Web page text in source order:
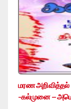
மரண அறிவித்தல்
-கல்முனை –